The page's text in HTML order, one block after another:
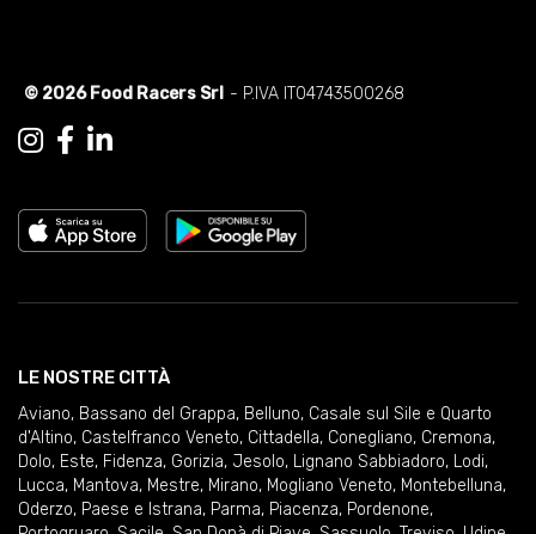
© 2026 Food Racers Srl - P.IVA IT04743500268
LE NOSTRE CITTÀ
Aviano, Bassano del Grappa, Belluno, Casale sul Sile e Quarto
d'Altino, Castelfranco Veneto, Cittadella, Conegliano, Cremona,
Dolo, Este, Fidenza, Gorizia, Jesolo, Lignano Sabbiadoro, Lodi,
Lucca, Mantova, Mestre, Mirano, Mogliano Veneto, Montebelluna,
Oderzo, Paese e Istrana, Parma, Piacenza, Pordenone,